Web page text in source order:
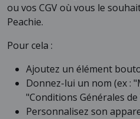
ou vos CGV où vous le
Peachie.
Pour cela :
Ajoutez un élément
Donnez-lui un nom (ex :
"Conditions Générales de
Personnalisez son